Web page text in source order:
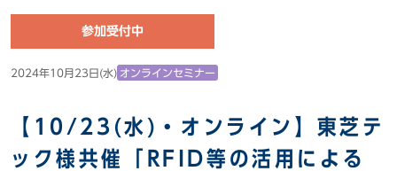
参加受付中
2024年10月23日(水) オンラインセミナー
【10/23(水)・オンライン】東芝テ
ック様共催「RFID等の活用による